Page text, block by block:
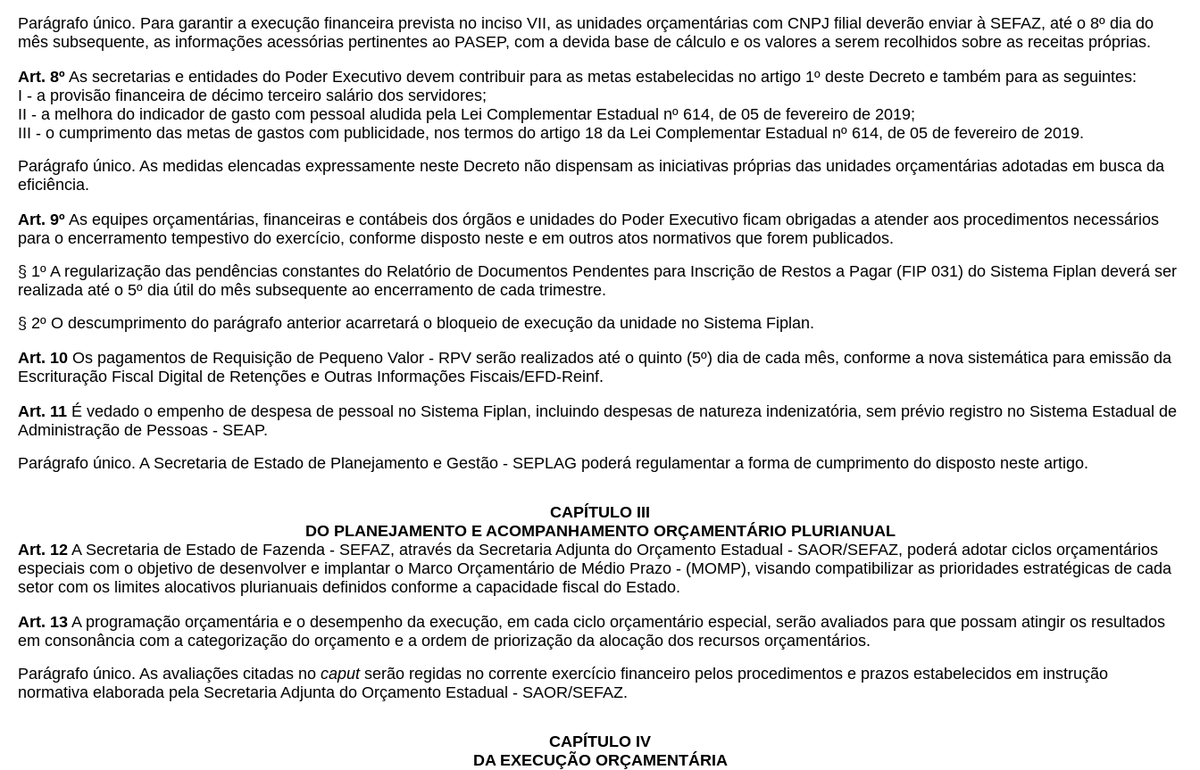
Parágrafo único. Para garantir a execução financeira prevista no inciso VII, as unidades orçamentárias com CNPJ filial deverão enviar à SEFAZ, até o 8º dia do
mês subsequente, as informações acessórias pertinentes ao PASEP, com a devida base de cálculo e os valores a serem recolhidos sobre as receitas próprias.
Art. 8º As secretarias e entidades do Poder Executivo devem contribuir para as metas estabelecidas no artigo 1º deste Decreto e também para as seguintes:
I - a provisão financeira de décimo terceiro salário dos servidores;
II - a melhora do indicador de gasto com pessoal aludida pela Lei Complementar Estadual nº 614, de 05 de fevereiro de 2019;
III - o cumprimento das metas de gastos com publicidade, nos termos do artigo 18 da Lei Complementar Estadual nº 614, de 05 de fevereiro de 2019.
Parágrafo único. As medidas elencadas expressamente neste Decreto não dispensam as iniciativas próprias das unidades orçamentárias adotadas em busca da
eficiência.
Art. 9º As equipes orçamentárias, financeiras e contábeis dos órgãos e unidades do Poder Executivo ficam obrigadas a atender aos procedimentos necessários
para o encerramento tempestivo do exercício, conforme disposto neste e em outros atos normativos que forem publicados.
§ 1º A regularização das pendências constantes do Relatório de Documentos Pendentes para Inscrição de Restos a Pagar (FIP 031) do Sistema Fiplan deverá ser
realizada até o 5º dia útil do mês subsequente ao encerramento de cada trimestre.
§ 2º O descumprimento do parágrafo anterior acarretará o bloqueio de execução da unidade no Sistema Fiplan.
Art. 10 Os pagamentos de Requisição de Pequeno Valor - RPV serão realizados até o quinto (5º) dia de cada mês, conforme a nova sistemática para emissão da
Escrituração Fiscal Digital de Retenções e Outras Informações Fiscais/EFD-Reinf.
Art. 11 É vedado o empenho de despesa de pessoal no Sistema Fiplan, incluindo despesas de natureza indenizatória, sem prévio registro no Sistema Estadual de
Administração de Pessoas - SEAP.
Parágrafo único. A Secretaria de Estado de Planejamento e Gestão - SEPLAG poderá regulamentar a forma de cumprimento do disposto neste artigo.
CAPÍTULO III
DO PLANEJAMENTO E ACOMPANHAMENTO ORÇAMENTÁRIO PLURIANUAL
Art. 12 A Secretaria de Estado de Fazenda - SEFAZ, através da Secretaria Adjunta do Orçamento Estadual - SAOR/SEFAZ, poderá adotar ciclos orçamentários
especiais com o objetivo de desenvolver e implantar o Marco Orçamentário de Médio Prazo - (MOMP), visando compatibilizar as prioridades estratégicas de cada
setor com os limites alocativos plurianuais definidos conforme a capacidade fiscal do Estado.
Art. 13 A programação orçamentária e o desempenho da execução, em cada ciclo orçamentário especial, serão avaliados para que possam atingir os resultados
em consonância com a categorização do orçamento e a ordem de priorização da alocação dos recursos orçamentários.
Parágrafo único. As avaliações citadas no caputserão regidas no corrente exercício financeiro pelos procedimentos e prazos estabelecidos em instrução
normativa elaborada pela Secretaria Adjunta do Orçamento Estadual - SAOR/SEFAZ.
CAPÍTULO IV
DA EXECUÇÃO ORÇAMENTÁRIA